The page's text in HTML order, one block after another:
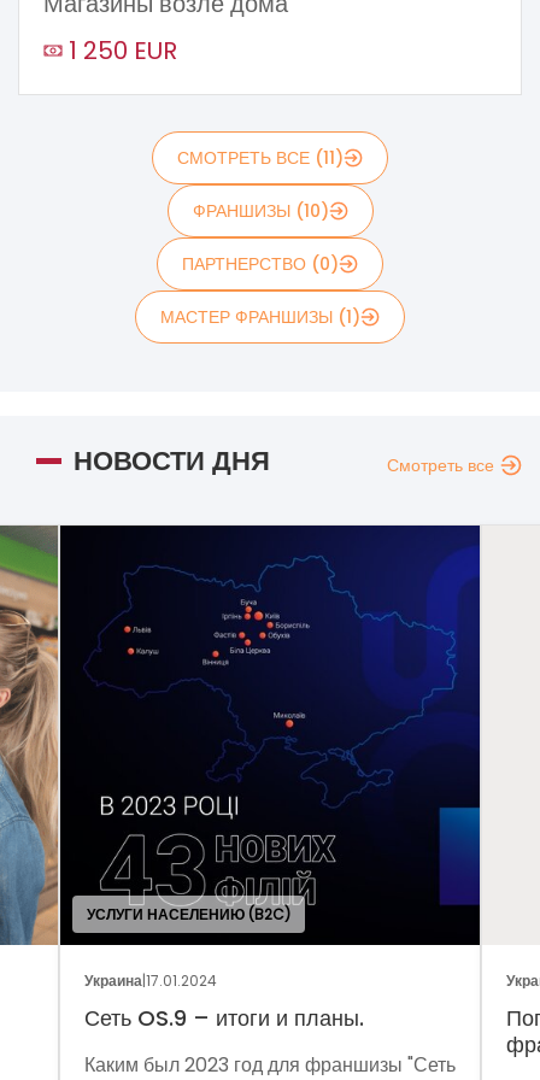
1 250 EUR
СМОТРЕТЬ ВСЕ (11)
ФРАНШИЗЫ (10)
ПАРТНЕРСТВО (0)
МАСТЕР ФРАНШИЗЫ (1)
НОВОСТИ ДНЯ Смотреть все
УСЛУГИ НАСЕЛЕНИЮ (B2C)
Украина|17.01.2024
Сеть OS.9 – итоги и планы.
Каким был 2023 год для франшизы "Сеть
Украина